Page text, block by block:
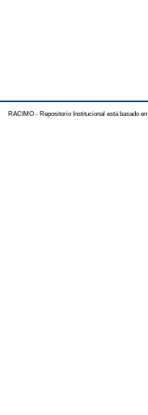
RACIMO - Repositorio Institucional está basado en